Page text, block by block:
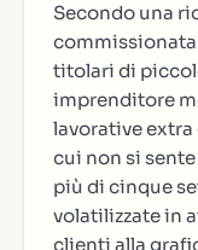
Secondo una
commissionata
titolari di
imprenditore
lavorative
cui non si
più di cinque
volatilizzate in
clienti alla